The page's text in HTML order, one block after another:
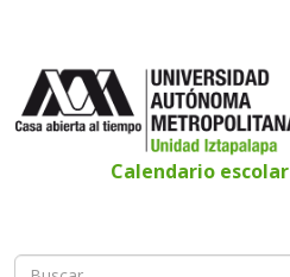
Calendario escolar